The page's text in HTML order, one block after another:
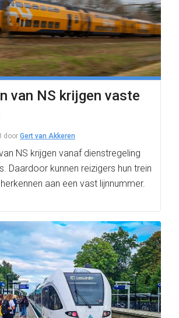
van NS krijgen vaste
door Gert van Akkeren
NS krijgen vanaf dienstregeling
Daardoor kunnen reizigers hun trein
aan een vast lijnnummer.